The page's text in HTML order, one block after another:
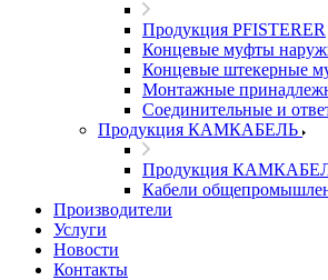
Продукция PFISTERER
Концевые муфты
Концевые штекерные
Монтажные
Соединительные и
Продукция КАМКАБЕЛЬ
Продукция
Кабели
Производители
Услуги
Новости
Контакты